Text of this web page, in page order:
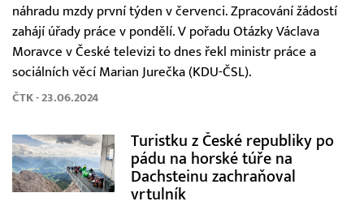
náhradu mzdy první týden v červenci. Zpracování žádostí
zahájí úřady práce v pondělí. V pořadu Otázky Václava
Moravce v České televizi to dnes řekl ministr práce a
sociálních věcí Marian Jurečka (KDU-ČSL).
ČTK - 23.06.2024
Turistku z České republiky po
pádu na horské túře na
Dachsteinu zachraňoval
vrtulník